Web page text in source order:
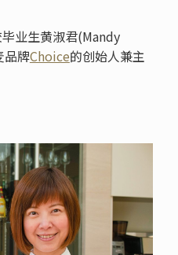
业生黄淑君(Mandy
品牌Choice的创始人兼主